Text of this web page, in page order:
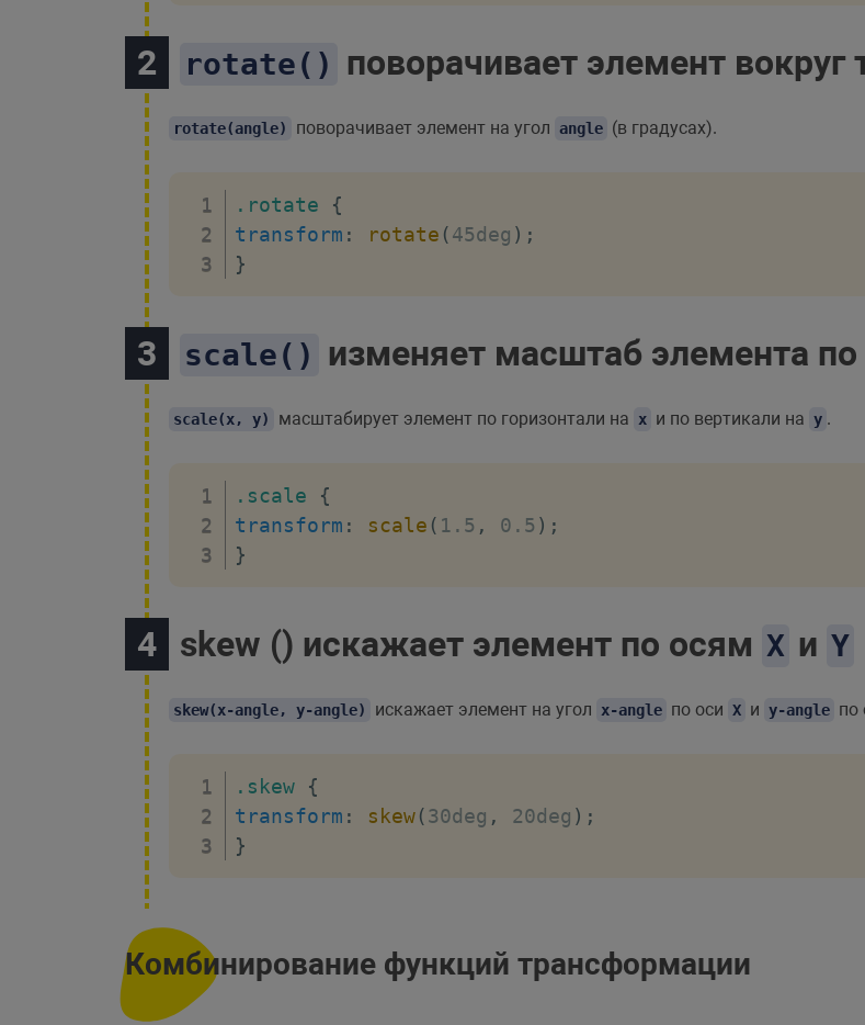
rotate() поворачивает элемент
rotate(angle) поворачивает элемент на угол angle (в градусах).
.rotate
{
transform : rotate (45deg ) ;
}
scale() изменяет масштаб элемента
scale(x, y) масштабирует элемент по горизонтали на x и по вертикали на y .
.scale
{
transform : scale ( 1.5 , 0.5 ) ;
}
skew () искажает элемент по осям X и Y
skew(x-angle, y-angle) искажает элемент на угол x-angle по оси X и y-angle по
.skew
{
transform : skew(30deg , 20deg ) ;
}
Комбинирование функций трансформации